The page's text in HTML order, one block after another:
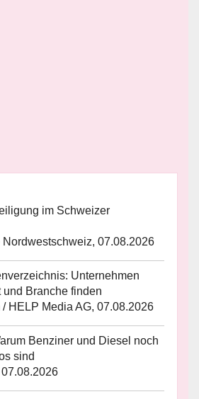
im Schweizer
07.08.2026
Unternehmen
und Branche finden
HELP Media AG, 07.08.2026
Benziner und Diesel noch
sind